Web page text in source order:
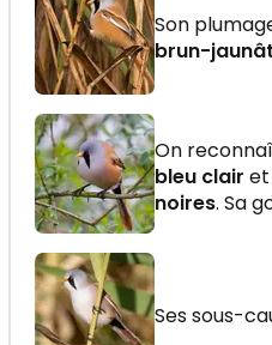
Son
brun-
On
bleu clair
noires. Sa
Ses sous-